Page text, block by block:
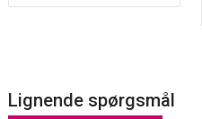
Lignende spørgsmål